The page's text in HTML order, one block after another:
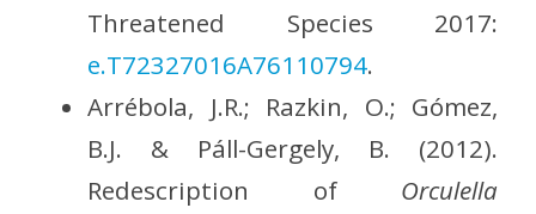
Threatened Species 2017:
e.T72327016A76110794.
Arrébola, J.R.; Razkin, O.; Gómez,
B.J. & Páll-Gergely, B. (2012).
Redescription of Orculella